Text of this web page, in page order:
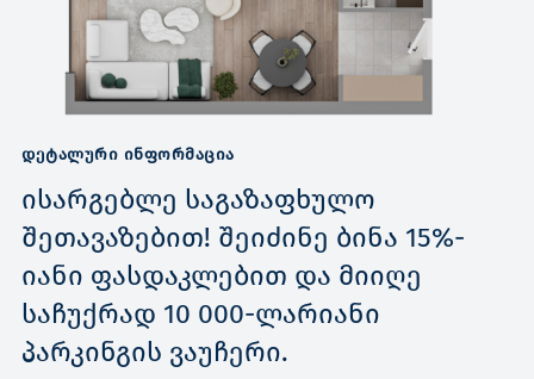
ᲓᲔᲢᲐᲚᲣᲠᲘ ᲘᲜᲤᲝᲠᲛᲐᲪᲘᲐ
ისარგებლე საგაზაფხულო
შეთავაზებით! შეიძინე ბინა 15%-
იანი ფასდაკლებით და მიიღე
საჩუქრად 10 000-ლარიანი
პარკინგის ვაუჩერი.